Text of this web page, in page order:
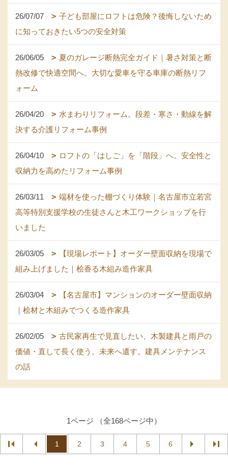
26/07/07
子ども部屋にロフトは危険？後悔しないため
に知っておきたい5つの安全対策
26/06/05
夏のガレージ断熱完全ガイド｜暑さ対策と断
熱改修で快適空間へ。大切な愛車を守る車庫の断熱リフ
ォーム
26/04/20
水まわりリフォーム。段差・寒さ・動線を解
決する介護リフォーム事例
26/04/10
ロフトの「はしご」を「階段」へ。安全性と
収納力を高めたリフォーム事例
26/03/11
端材を使った棚づくり体験｜名古屋市立若宮
高等特別支援学校の生徒さんと木工ワークショップを行
いました
26/03/05
【現場レポート】オーダー壁面収納を現場で
組み上げました｜桧香る木組み造作家具
26/03/04
【名古屋市】マンションのオーダー壁面収納
｜桧材と木組みでつくる造作家具
26/02/05
古民家再生で見直したい、木製建具と雨戸の
価値・直して長く使う。未来へ遺す。建具メンテナンス
の話
1ページ （全168ページ中）
1 2 3 4 5 6